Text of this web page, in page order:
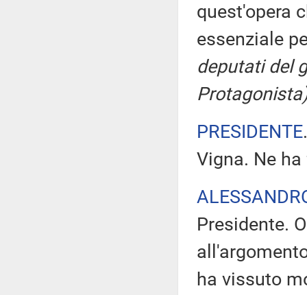
quest'opera
essenziale
deputati del
PRESIDENTE
Vigna. Ne
Presidente.
ha vissuto